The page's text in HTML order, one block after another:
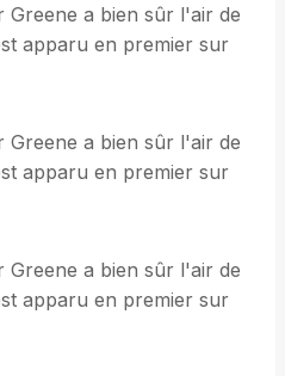
Greene a bien sûr l'air de
apparu en premier sur
Greene a bien sûr l'air de
apparu en premier sur
Greene a bien sûr l'air de
apparu en premier sur